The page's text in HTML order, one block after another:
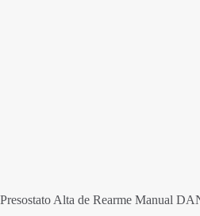
Presostato Alta de Rearme Manual